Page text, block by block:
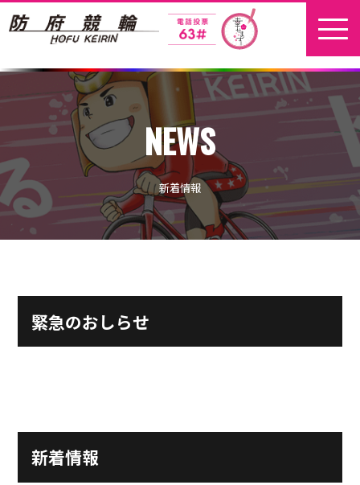
ホーム
新着情報
地元選手
お問い合わせ
本場開催
出場予定選手
出走表
車券の購入方法
その他
NEWS
新着情報
緊急のおしらせ
新着情報